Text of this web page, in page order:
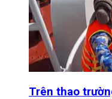
Trên thao